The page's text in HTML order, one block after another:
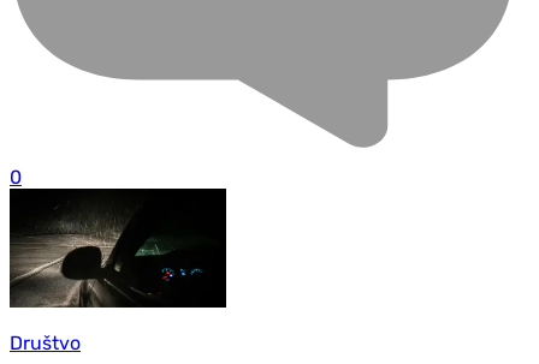
0
Društvo